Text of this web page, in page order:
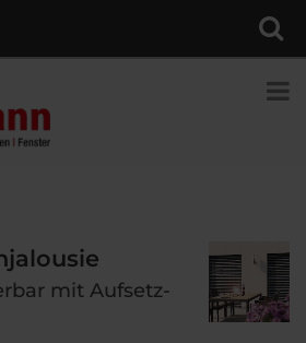
mit Aufsetz-